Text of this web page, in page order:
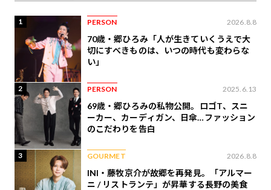
1 PERSON 2026.8.8
70歳・郷ひろみ「人が生きていくうえで大
切にすべきものは、いつの時代も変わらな
い」
2 PERSON 2025.6.13
69歳・郷ひろみの私物公開。ロゴT、スニ
ーカー、カーディガン、日傘…ファッション
のこだわりを告白
3 GOURMET 2026.8.8
INI・藤牧京介が故郷を再発見。「アルマー
ニ / リストランテ」が昇華する長野の美食